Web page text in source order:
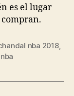
es el lugar
compran.
nba 2018,